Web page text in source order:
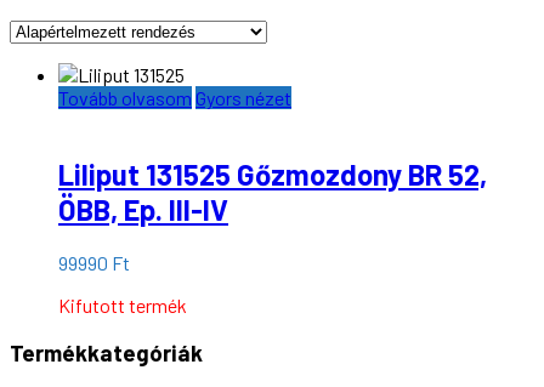
Tovább olvasom Gyors nézet
Liliput 131525 Gőzmozdony BR 52,
ÖBB, Ep. III-IV
99990 Ft
Kifutott termék
Termékkategóriák